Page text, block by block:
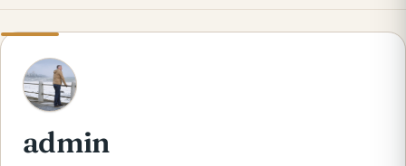
A
admin